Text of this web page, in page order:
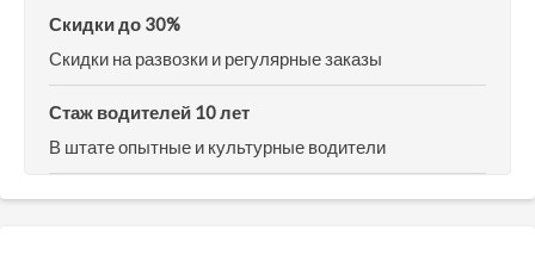
Скидки до 30%
Скидки на развозки и регулярные заказы
Стаж водителей 10 лет
В штате опытные и культурные водители